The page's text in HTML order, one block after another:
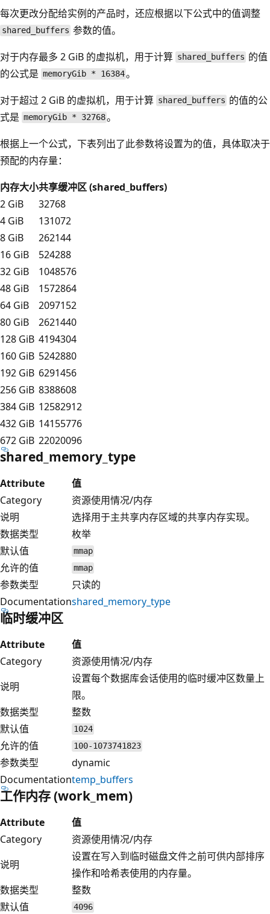
每次更改分配给实例的产品时，还应根据以下公式中的值调整
shared_buffers 参数的值。
对于内存最多 2 GiB 的虚拟机，用于计算 shared_buffers 的值
的公式是 memoryGib * 16384。
对于超过 2 GiB 的虚拟机，用于计算 shared_buffers 的值的公
式是 memoryGib * 32768。
根据上一个公式，下表列出了此参数将设置为的值，具体取决于
预配的内存量：
内存大小共享缓冲区 (shared_buffers)
2 GiB
32768
4 GiB
131072
8 GiB
262144
16 GiB
524288
32 GiB
1048576
48 GiB
1572864
64 GiB
2097152
80 GiB
2621440
128 GiB 4194304
160 GiB 5242880
192 GiB 6291456
256 GiB 8388608
384 GiB 12582912
432 GiB 14155776
672 GiB 22020096
shared_memory_type
Attribute
值
Category
资源使用情况/内存
说明
选择用于主共享内存区域的共享内存实现。
数据类型
枚举
默认值
mmap
允许的值 mmap
参数类型
只读的
Documentationshared_memory_type
临时缓冲区
Attribute
值
Category
资源使用情况/内存
说明
设置每个数据库会话使用的临时缓冲区数量上
限。
数据类型
整数
默认值
1024
允许的值 100-1073741823
参数类型
dynamic
Documentationtemp_buffers
工作内存 (work_mem)
Attribute
值
Category
资源使用情况/内存
说明
设置在写入到临时磁盘文件之前可供内部排序
操作和哈希表使用的内存量。
数据类型
整数
默认值
4096